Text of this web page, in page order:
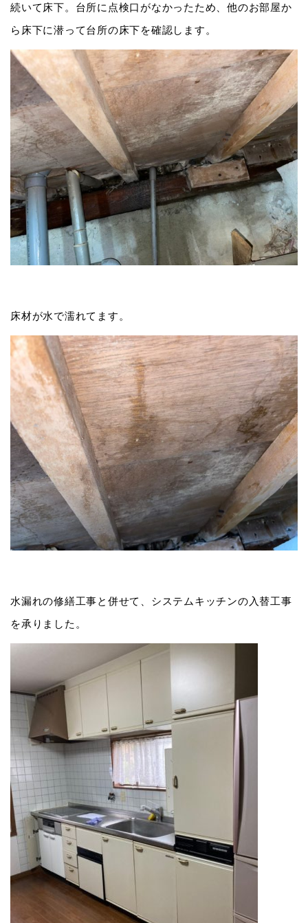
続いて床下。台所に点検口がなかったため、他のお部屋か
ら床下に潜って台所の床下を確認します。
床材が水で濡れてます。
水漏れの修繕工事と併せて、システムキッチンの入替工事
を承りました。